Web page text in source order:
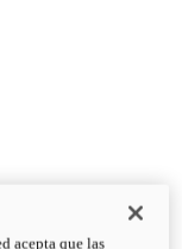
acepta que las